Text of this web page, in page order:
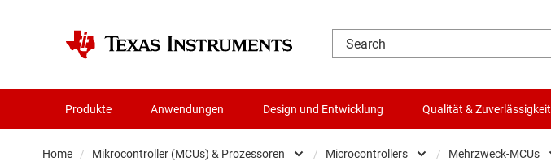
Produkte Anwendungen Design und Entwicklung Qualität & Zuverlässigkeit
Home / Mikrocontroller (MCUs) & Prozessoren / Microcontrollers / Mehrzweck-MCUs